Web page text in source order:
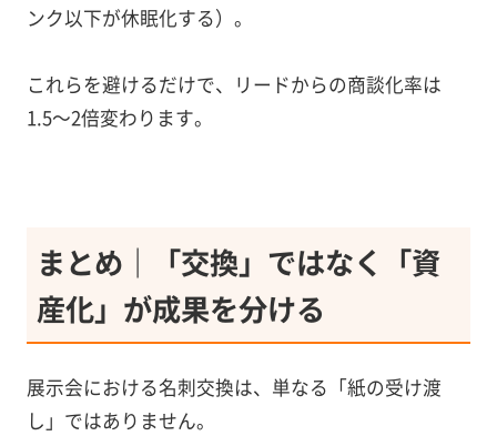
ンク以下が休眠化する）。
これらを避けるだけで、リードからの商談化率は
1.5〜2倍変わります。
まとめ｜「交換」ではなく「資
産化」が成果を分ける
展示会における名刺交換は、単なる「紙の受け渡
し」ではありません。